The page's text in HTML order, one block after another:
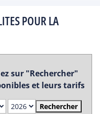
POUR LA
sur "Rechercher"
et leurs tarifs
Rechercher